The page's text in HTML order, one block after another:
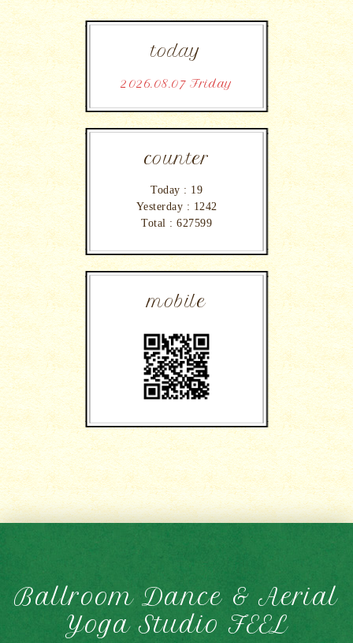
today
2026.08.07 Friday
counter
Today : 19
Yesterday : 1242
Total : 627599
mobile
Ballroom Dance & Aerial
Yoga Studio FEEL